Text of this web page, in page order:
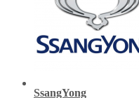
SsangYong